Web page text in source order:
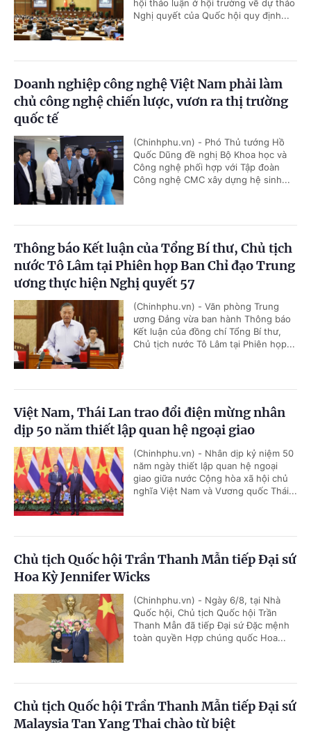
hội thảo luận ở hội trường về dự thảo
Nghị quyết của Quốc hội quy định...
Doanh nghiệp công nghệ Việt Nam phải làm
chủ công nghệ chiến lược, vươn ra thị trường
quốc tế
(Chinhphu.vn) - Phó Thủ tướng Hồ
Quốc Dũng đề nghị Bộ Khoa học và
Công nghệ phối hợp với Tập đoàn
Công nghệ CMC xây dựng hệ sinh...
Thông báo Kết luận của Tổng Bí thư, Chủ tịch
nước Tô Lâm tại Phiên họp Ban Chỉ đạo Trung
ương thực hiện Nghị quyết 57
(Chinhphu.vn) - Văn phòng Trung
ương Đảng vừa ban hành Thông báo
Kết luận của đồng chí Tổng Bí thư,
Chủ tịch nước Tô Lâm tại Phiên họp...
Việt Nam, Thái Lan trao đổi điện mừng nhân
dịp 50 năm thiết lập quan hệ ngoại giao
(Chinhphu.vn) - Nhân dịp kỷ niệm 50
năm ngày thiết lập quan hệ ngoại
giao giữa nước Cộng hòa xã hội chủ
nghĩa Việt Nam và Vương quốc Thái...
Chủ tịch Quốc hội Trần Thanh Mẫn tiếp Đại sứ
Hoa Kỳ Jennifer Wicks
(Chinhphu.vn) - Ngày 6/8, tại Nhà
Quốc hội, Chủ tịch Quốc hội Trần
Thanh Mẫn đã tiếp Đại sứ Đặc mệnh
toàn quyền Hợp chúng quốc Hoa...
Chủ tịch Quốc hội Trần Thanh Mẫn tiếp Đại sứ
Malaysia Tan Yang Thai chào từ biệt